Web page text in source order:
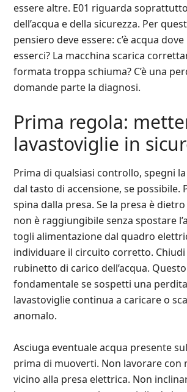
essere altre. E01 riguarda
dell’acqua e della sicurezza. Per
pensiero deve essere: c’è acqua
esserci? La macchina scarica
formata troppa schiuma? C’è una
domande parte la diagnosi.
Prima regola:
lavastoviglie in
Prima di qualsiasi controllo, spegni
dal tasto di accensione, se possibile.
spina dalla presa. Se la presa è
non è raggiungibile senza spostare
togli alimentazione dal quadro
individuare il circuito corretto. Chiudi
rubinetto di carico dell’acqua.
fondamentale se sospetti una
lavastoviglie continua a caricare o
anomalo.
Asciuga eventuale acqua presente
prima di muoverti. Non lavorare con
vicino alla presa elettrica. Non